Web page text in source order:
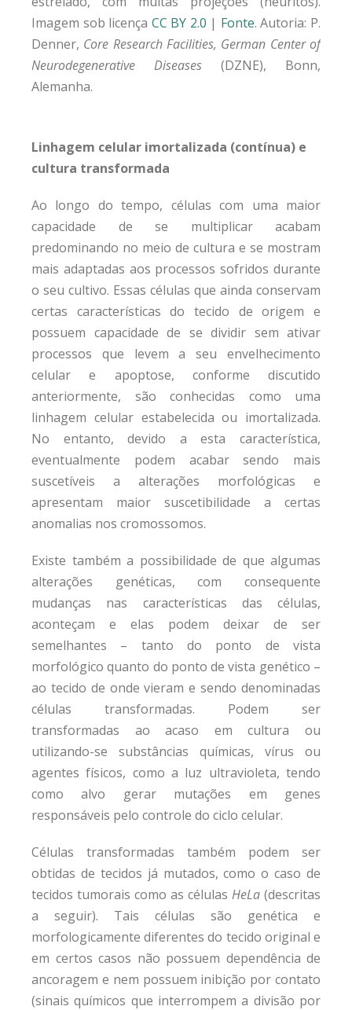
Imagem sob licença CC BY 2.0 | Fonte. Autoria: P.
Denner, Core Research Facilities, German Center of
Neurodegenerative Diseases (DZNE), Bonn,
Alemanha.
Linhagem celular imortalizada (contínua) e
cultura transformada
Ao longo do tempo, células com uma maior
capacidade de se multiplicar acabam
predominando no meio de cultura e se mostram
mais adaptadas aos processos sofridos durante
o seu cultivo. Essas células que ainda conservam
certas características do tecido de origem e
possuem capacidade de se dividir sem ativar
processos que levem a seu envelhecimento
celular e apoptose, conforme discutido
anteriormente, são conhecidas como uma
linhagem celular estabelecida ou imortalizada.
No entanto, devido a esta característica,
eventualmente podem acabar sendo mais
suscetíveis a alterações morfológicas e
apresentam maior suscetibilidade a certas
anomalias nos cromossomos.
Existe também a possibilidade de que algumas
alterações genéticas, com consequente
mudanças nas características das células,
aconteçam e elas podem deixar de ser
semelhantes – tanto do ponto de vista
morfológico quanto do ponto de vista genético –
ao tecido de onde vieram e sendo denominadas
células transformadas. Podem ser
transformadas ao acaso em cultura ou
utilizando-se substâncias químicas, vírus ou
agentes físicos, como a luz ultravioleta, tendo
como alvo gerar mutações em genes
responsáveis pelo controle do ciclo celular.
Células transformadas também podem ser
obtidas de tecidos já mutados, como o caso de
tecidos tumorais como as células HeLa (descritas
a seguir). Tais células são genética e
morfologicamente diferentes do tecido original e
em certos casos não possuem dependência de
ancoragem e nem possuem inibição por contato
(sinais químicos que interrompem a divisão por